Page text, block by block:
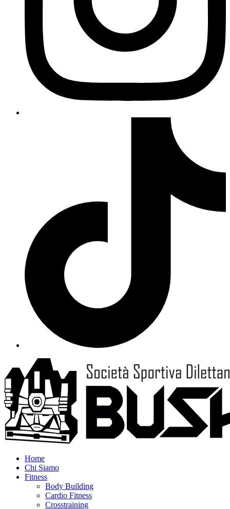
Home
Chi Siamo
Fitness
Body Building
Cardio Fitness
Crosstraining